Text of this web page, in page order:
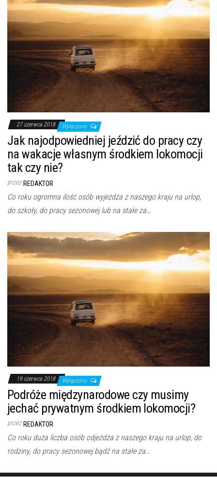
27 czerwca 2018 Wyłączono
Jak najodpowiedniej jeździć do pracy czy
na wakacje własnym środkiem lokomocji
tak czy nie?
przez REDAKTOR
Co roku ogromna ilość osób wyjeżdża z naszego kraju na urlop,
do szkoły, do pracy sezonowej lub na stałe za…
19 czerwca 2018 Wyłączono
Podróże międzynarodowe czy musimy
jechać prywatnym środkiem lokomocji?
przez REDAKTOR
Co roku duża liczba osób odjeżdża z naszego kraju na urlop, do
rodziny, do pracy sezonowej bądź na stałe za…